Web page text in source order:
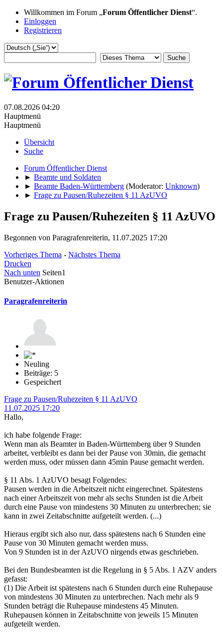
Willkommen im Forum „Forum Öffentlicher Dienst“.
Einloggen
Registrieren
07.08.2026 04:20
Hauptmenü
Hauptmenü
Übersicht
Suche
Forum Öffentlicher Dienst
► Beamte und Soldaten
► Beamte Baden-Württemberg (Moderator: Unknown)
► Frage zu Pausen/Ruhezeiten § 11 AzUVO
Frage zu Pausen/Ruhezeiten § 11 AzUVO
Begonnen von Paragrafenreiterin, 11.07.2025 17:20
Vorheriges Thema - Nächstes Thema
Drucken
Nach unten Seiten1
Benutzer-Aktionen
Paragrafenreiterin
Neuling
Beiträge: 5
Gespeichert
Frage zu Pausen/Ruhezeiten § 11 AzUVO
11.07.2025 17:20
Hallo,
ich habe folgende Frage:
Wenn man als Beamter in Baden-Württemberg über 9 Stunden
arbeitet, verbleibt es dann bei der Pause von 30min, die gemacht
werden muss, oder müssen dann 45min Pause gemacht werden.
§ 11 Abs. 1 AzUVO besagt Folgendes:
Pausen werden in die Arbeitszeit nicht eingerechnet. Spätestens
nach einer Arbeitszeit von mehr als sechs Stunden ist die Arbeit
durch eine Pause von mindestens 30 Minuten zu unterbrechen; sie
kann in zwei Zeitabschnitte aufgeteilt werden. (...)
Hieraus ergibt sich also nur, dass spätestens nach 6 Stunden eine
Pause von 30 Minuten gemacht werden muss.
Von 9 Stunden ist in der AzUVO nirgends etwas geschrieben.
Bei den Bundesbeamten ist die Regelung in § 5 Abs. 1 AZV anders
gefasst:
(1) Die Arbeit ist spätestens nach 6 Stunden durch eine Ruhepause
von mindestens 30 Minuten zu unterbrechen. Nach mehr als 9
Stunden beträgt die Ruhepause mindestens 45 Minuten.
Ruhepausen können in Zeitabschnitte von jeweils 15 Minuten
aufgeteilt werden.